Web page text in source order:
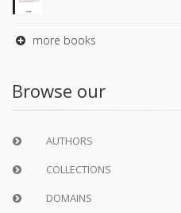
more books
Browse our
AUTHORS
COLLECTIONS
DOMAINS